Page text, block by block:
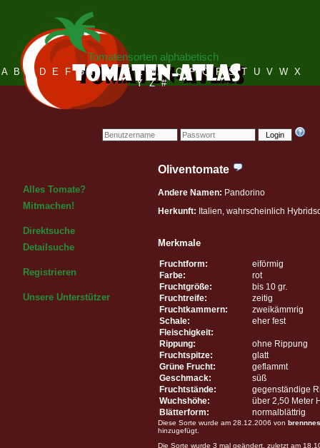
Login
Tomatensorten alphabetisch
A B C D E F G H I J K L M N O P Q R S T U V W X
Y Z #
Alles Tomate?
Mitmachen!
Direktsuche
Detailsuche
Registrieren
Unsere Unterstützer
Oliventomate
Andere Namen: Pandorino
Herkunft: Italien, wahrscheinlich
Merkmale
Fruchtform:
eiförmig
Farbe:
rot
Fruchtgröße:
bis 10 gr.
Fruchtreife:
zeitig
Fruchtkammern:
zweikämmrig
Schale:
eher fest
Fleischigkeit:
Rippung:
ohne Rippung
Fruchtspitze:
glatt
Grüne Frucht:
geflammt
Geschmack:
süß
Fruchtstände:
gegenständige
Wuchshöhe:
über 2,50 Meter
Blätterform:
normalblättrig
Diese Sorte wurde am 28.12.2006 von
hinzugefügt.
Die Sorte wurde 3 mal geändert, zuletzt am